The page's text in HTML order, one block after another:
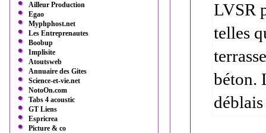
Ailleur Production
Egao
Myphphost.net
Les Entreprenautes
Boobup
Implisite
Atoutsweb
Annuaire des Gites
Science-et-vie.net
NotoOn.com
Tabs 4 acoustic
GT Liens
Espricrea
Picture & co
LVSR
telles
béton.
déblais